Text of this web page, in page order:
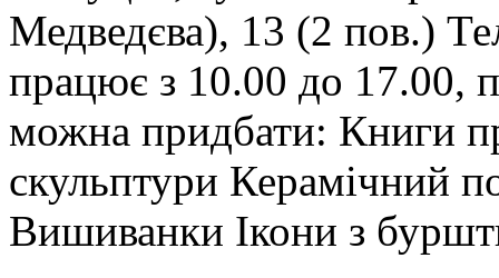
Медведєва), 13 (2 пов.)
працює з 10.00 до 17.00,
можна придбати: Книги
скульптури Керамічний
Вишиванки Ікони з